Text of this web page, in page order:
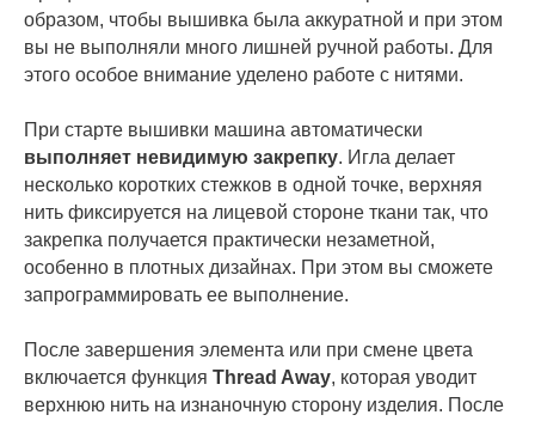
образом, чтобы вышивка была аккуратной и при этом
вы не выполняли много лишней ручной работы. Для
этого особое внимание уделено работе с нитями.
При старте вышивки машина автоматически
выполняет невидимую закрепку. Игла делает
несколько коротких стежков в одной точке, верхняя
нить фиксируется на лицевой стороне ткани так, что
закрепка получается практически незаметной,
особенно в плотных дизайнах. При этом вы сможете
запрограммировать ее выполнение.
После завершения элемента или при смене цвета
включается функция Thread Away, которая уводит
верхнюю нить на изнаночную сторону изделия. После